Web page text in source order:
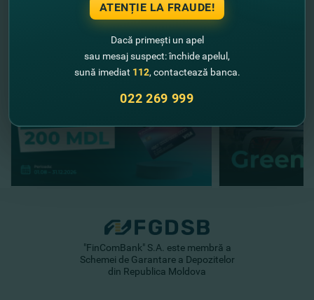
Alte noutăţi
"FinComBank" S.A. este membră a
Schemei de Garantare a Depozitelor
din Republica Moldova
ATENȚIE LA FRAUDE!
Dacă primești un apel
sau mesaj suspect: închide apelul,
sună imediat 112, contactează banca.
022 269 999